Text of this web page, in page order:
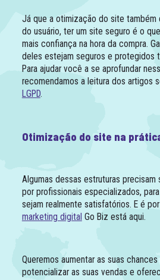
Já que a otimização do site também
do usuário, ter um site seguro é o
mais confiança na hora da compra.
deles estejam seguros e protegidos
Para ajudar você a se aprofundar
recomendamos a leitura dos artigos
LGPD.
Otimização do site na
Algumas dessas estruturas
por profissionais especializados,
sejam realmente satisfatórios. E é
marketing digital Go Biz está aqui.
Queremos aumentar as suas
potencializar as suas vendas e